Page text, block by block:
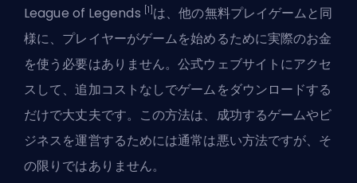
League of Legends [1] は、他の無料プレイゲームと同
様に、プレイヤーがゲームを始めるために実際のお金
を使う必要はありません。公式ウェブサイトにアクセ
スして、追加コストなしでゲームをダウンロードする
だけで大丈夫です。この方法は、成功するゲームやビ
ジネスを運営するためには通常は悪い方法ですが、そ
の限りではありません。